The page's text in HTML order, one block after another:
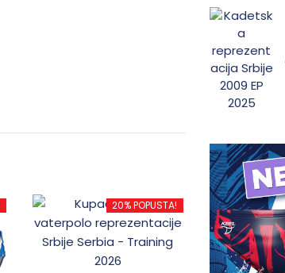
20% POPUSTA!